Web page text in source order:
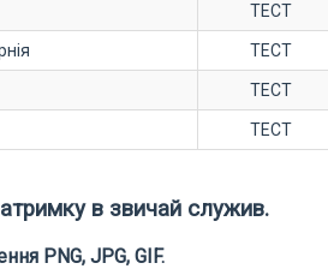
ТЕСТ
ТЕСТ
ТЕСТ
ТЕСТ
в звичай служив.
PNG, JPG, GIF.